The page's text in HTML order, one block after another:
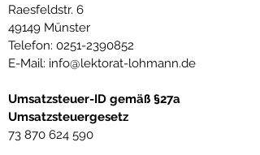
Raesfeldstr. 6
49149 Münster
Telefon: 0251-2390852
E-Mail: info@lektorat-lohmann.de
Umsatzsteuer-ID gemäß §27a
Umsatzsteuergesetz
73 870 624 590